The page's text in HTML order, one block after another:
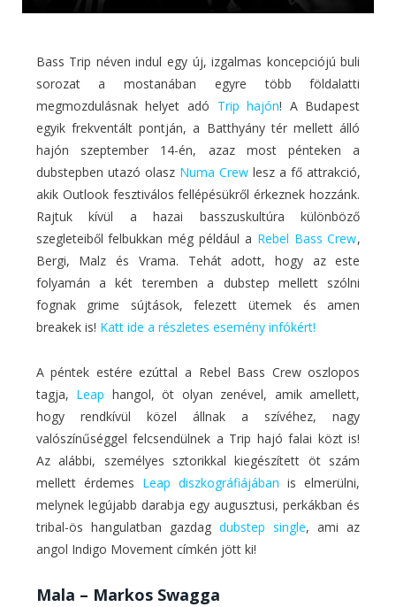
Bass Trip néven indul egy új, izgalmas koncepciójú buli
sorozat a mostanában egyre több földalatti
megmozdulásnak helyet adó Trip hajón! A Budapest
egyik frekventált pontján, a Batthyány tér mellett álló
hajón szeptember 14-én, azaz most pénteken a
dubstepben utazó olasz Numa Crewlesz a fő attrakció,
akik Outlook fesztiválos fellépésükről érkeznek hozzánk.
Rajtuk kívül a hazai basszuskultúra különböző
szegleteiből felbukkan még például a Rebel Bass Crew,
Bergi, Malz és Vrama. Tehát adott, hogy az este
folyamán a két teremben a dubstep mellett szólni
fognak grime sújtások, felezett ütemek és amen
breakek is! Katt ide a részletes esemény infókért!
A péntek estére ezúttal a Rebel Bass Crew oszlopos
tagja, Leap hangol, öt olyan zenével, amik amellett,
hogy rendkívül közel állnak a szívéhez, nagy
valószínűséggel felcsendülnek a Trip hajó falai közt is!
Az alábbi, személyes sztorikkal kiegészített öt szám
mellett érdemes Leap diszkográfiájában is elmerülni,
melynek legújabb darabja egy augusztusi, perkákban és
tribal-ös hangulatban gazdag dubstep single, ami az
angol Indigo Movement címkén jött ki!
Mala – Markos Swagga